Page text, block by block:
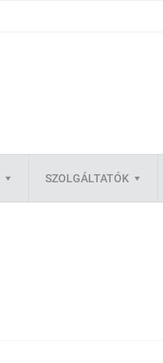
SZOLGÁLTATÓK